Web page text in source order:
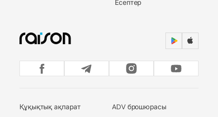
Есептер
Құқықтық ақпарат ADV брошюрасы